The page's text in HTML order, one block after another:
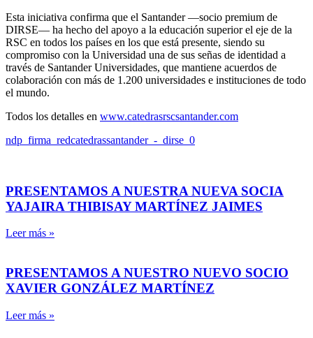
Esta iniciativa confirma que el Santander —socio premium de
DIRSE— ha hecho del apoyo a la educación superior el eje de la
RSC en todos los países en los que está presente, siendo su
compromiso con la Universidad una de sus señas de identidad a
través de Santander Universidades, que mantiene acuerdos de
colaboración con más de 1.200 universidades e instituciones de todo
el mundo.
Todos los detalles en www.catedrasrscsantander.com
ndp_firma_redcatedrassantander_-_dirse_0
PRESENTAMOS A NUESTRA NUEVA SOCIA
YAJAIRA THIBISAY MARTÍNEZ JAIMES
Leer más »
PRESENTAMOS A NUESTRO NUEVO SOCIO
XAVIER GONZÁLEZ MARTÍNEZ
Leer más »